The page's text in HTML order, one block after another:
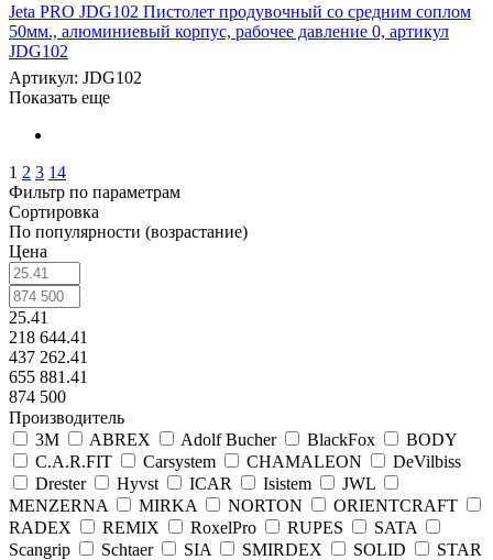
Jeta PRO JDG102 Пистолет продувочный со средним соплом
50мм., алюминиевый корпус, рабочее давление 0, артикул
JDG102
Артикул: JDG102
Показать еще
1 2 3 14
Фильтр по параметрам
Сортировка
По популярности (возрастание)
Цена
25.41
218 644.41
437 262.41
655 881.41
874 500
Производитель
3M
ABREX Adolf Bucher BlackFox
BODY
C.A.R.FIT
Carsystem CHAMALEON
DeVilbiss
Drester
Hyvst ICAR Isistem
JWL
MENZERNA
MIRKA NORTON
ORIENTCRAFT
RADEX
REMIX RoxelPro RUPES
SATA
Scangrip
Schtaer SIA SMIRDEX SOLID
STAR